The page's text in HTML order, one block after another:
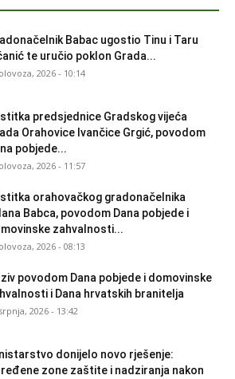
Babac ugostio Tinu i Taru
te uručio poklon Grada...
2026 - 10:14
predsjednice Gradskog vijeća
Orahovice Ivančice Grgić, povodom
pobjede...
2026 - 11:57
orahovačkog gradonačelnika
Babca, povodom Dana pobjede i
zahvalnosti...
2026 - 08:13
povodom Dana pobjede i domovinske
i Dana hrvatskih branitelja
2026 - 13:42
donijelo novo rješenje:
zone zaštite i nadziranja nakon